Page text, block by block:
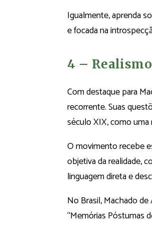
Igualmente, aprenda
e focada na
4 – Realismo
Com destaque para
recorrente. Suas
século XIX, como
O movimento recebe
objetiva da realidade,
linguagem direta e
No Brasil, Machado
“Memórias Póstumas